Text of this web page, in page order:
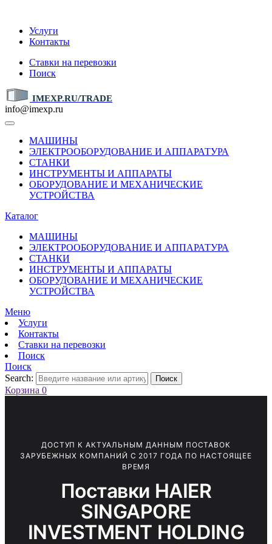
Услуги
Контакты
Ставки на перевозки
Поиск
IMEXP.RU/TRADE
info@imexp.ru
МАШИНЫ
ЭЛЕКТРООБОРУДОВАНИЕ И АППАРАТУРА
СТАНКИ
ИНСТРУМЕНТЫ И АППАРАТЫ
ОБОРУДОВАНИЕ И МЕХАНИЧЕСКИЕ
УСТРОЙСТВА
Каталог
МАШИНЫ
ЭЛЕКТРООБОРУДОВАНИЕ И АППАРАТУРА
СТАНКИ
ИНСТРУМЕНТЫ И АППАРАТЫ
ОБОРУДОВАНИЕ И МЕХАНИЧЕСКИЕ
УСТРОЙСТВА
Меню
Услуги
Контакты
Ставки на перевозки
Поиск
Поиск
Search:
Поиск
Корзина 0
ДОСТУП К АКТУАЛЬНЫМ ДАННЫМ ПОСТАВОК
ЗАРУБЕЖНЫХ КОМПАНИЙ С 2017 ГОДА ПО НАСТОЯЩЕЕ
ВРЕМЯ
Поставки HAIER
SINGAPORE
INVESTMENT HOLDING